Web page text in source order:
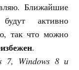
Ближайшие
активно
так что можно
.
7, Windows 8 и